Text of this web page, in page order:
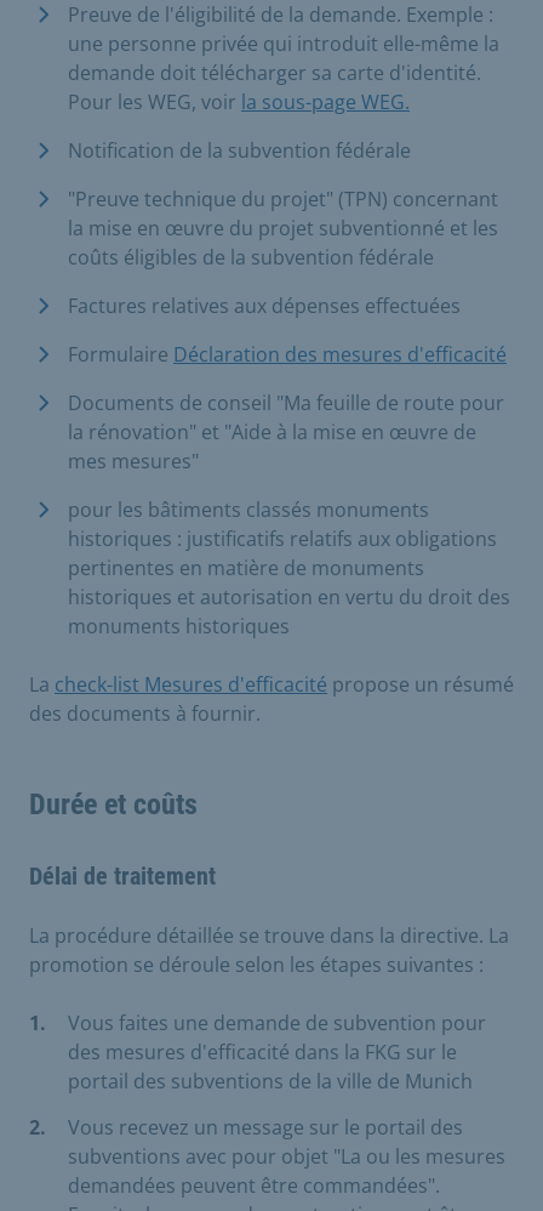
Preuve de l'éligibilité de la demande. Exemple :
une personne privée qui introduit elle-même la
demande doit télécharger sa carte d'identité.
Pour les WEG, voir la sous-page WEG.
Notification de la subvention fédérale
"Preuve technique du projet" (TPN) concernant
la mise en œuvre du projet subventionné et les
coûts éligibles de la subvention fédérale
Factures relatives aux dépenses effectuées
Formulaire Déclaration des mesures d'efficacité
Documents de conseil "Ma feuille de route pour
la rénovation" et "Aide à la mise en œuvre de
mes mesures"
pour les bâtiments classés monuments
historiques : justificatifs relatifs aux obligations
pertinentes en matière de monuments
historiques et autorisation en vertu du droit des
monuments historiques
La check-list Mesures d'efficacité propose un résumé
des documents à fournir.
Durée et coûts
Délai de traitement
La procédure détaillée se trouve dans la directive. La
promotion se déroule selon les étapes suivantes :
Vous faites une demande de subvention pour
des mesures d'efficacité dans la FKG sur le
portail des subventions de la ville de Munich
Vous recevez un message sur le portail des
subventions avec pour objet "La ou les mesures
demandées peuvent être commandées".